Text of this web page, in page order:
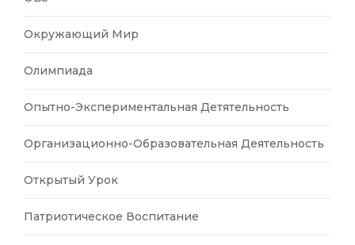
Окружающий Мир
Олимпиада
Опытно-Экспериментальная Детятельность
Организационно-Образовательная Деятельность
Открытый Урок
Патриотическое Воспитание